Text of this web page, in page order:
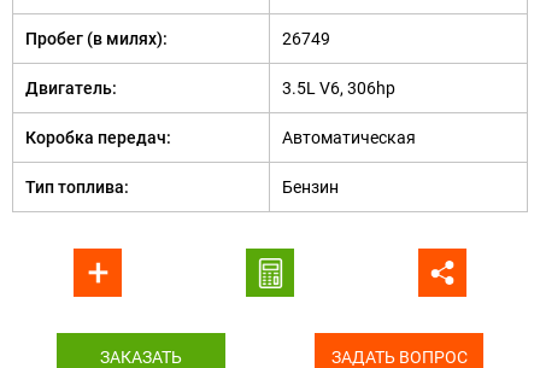
Пробег (в милях): 26749
Двигатель: 3.5L V6, 306hp
Коробка передач: Автоматическая
Тип топлива: Бензин
ЗАКАЗАТЬ ЗАДАТЬ ВОПРОС